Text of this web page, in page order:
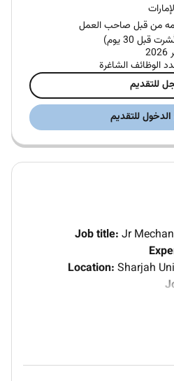
من قبل صاحب العمل
للتقديم
للتقديم
Job title: Jr
Location: Sharjah
mechanical or MEP